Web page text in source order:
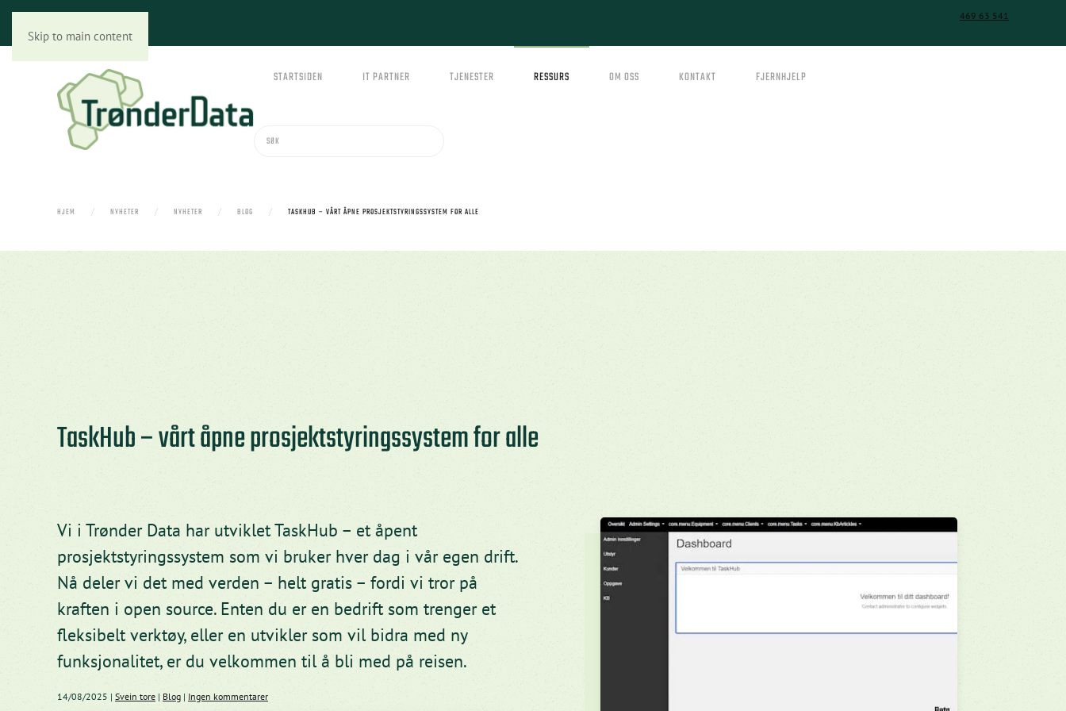
Skip to main content
469 63 541
STARTSIDEN IT PARTNER TJENESTER RESSURS OM OSS KONTAKT FJERNHJELP
HJEM NYHETER NYHETER BLOG TASKHUB – VÅRT ÅPNE PROSJEKTSTYRINGSSYSTEM FOR ALLE
TaskHub – vårt åpne prosjektstyringssystem for alle
Vi i Trønder Data har utviklet TaskHub – et åpent
prosjektstyringssystem som vi bruker hver dag i vår egen drift.
Nå deler vi det med verden – helt gratis – fordi vi tror på
kraften i open source. Enten du er en bedrift som trenger et
fleksibelt verktøy, eller en utvikler som vil bidra med ny
funksjonalitet, er du velkommen til å bli med på reisen.
14/08/2025 | Svein tore | Blog | Ingen kommentarertil